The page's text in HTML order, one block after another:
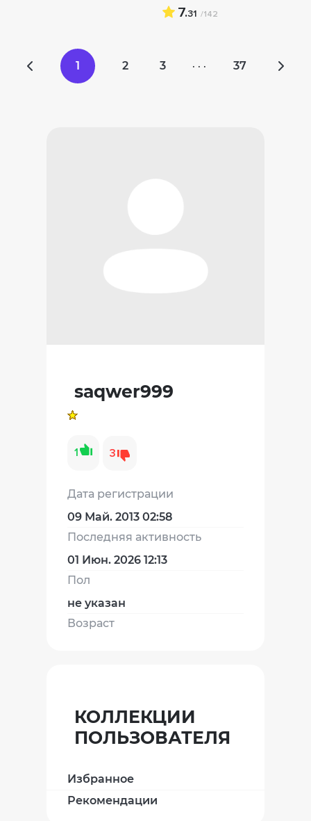
7.31 /142
1 2 3 · · · 37
saqwer999
1 3
Дата регистрации
09 Май. 2013 02:58
Последняя активность
01 Июн. 2026 12:13
Пол
не указан
Возраст
КОЛЛЕКЦИИ
ПОЛЬЗОВАТЕЛЯ
Избранное
Рекомендации